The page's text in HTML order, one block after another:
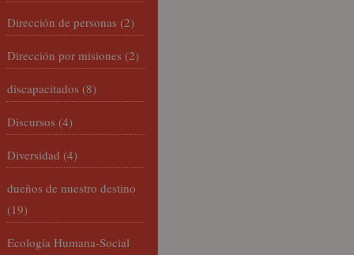
Dirección de personas (2)
Dirección por misiones (2)
discapacitados (8)
Discursos (4)
Diversidad (4)
dueños de nuestro destino
(19)
Ecología Humana-Social